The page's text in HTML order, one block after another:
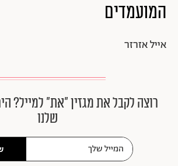
המועמדים
אייל אזרזר
רוצה לקבל את מגזין ״את״ למייל?
שלנו